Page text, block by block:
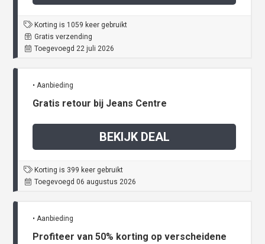
Korting is 1059 keer gebruikt
Gratis verzending
Toegevoegd 22 juli 2026
• Aanbieding
Gratis retour bij Jeans Centre
BEKIJK DEAL
Korting is 399 keer gebruikt
Toegevoegd 06 augustus 2026
• Aanbieding
Profiteer van 50% korting op verscheidene